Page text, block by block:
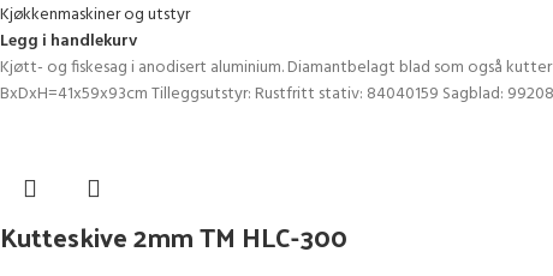
Kjøkkenmaskiner og utstyr
Legg i handlekurv
Kjøtt- og fiskesag i anodisert aluminium. Diamantbelagt blad som også
BxDxH=41x59x93cm Tilleggsutstyr: Rustfritt stativ: 84040159 Sagblad:
Kutteskive 2mm TM HLC-300